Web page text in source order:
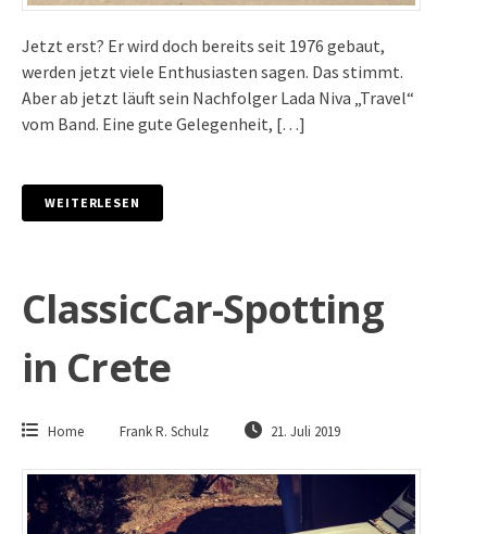
Jetzt erst? Er wird doch bereits seit 1976 gebaut,
werden jetzt viele Enthusiasten sagen. Das stimmt.
Aber ab jetzt läuft sein Nachfolger Lada Niva „Travel“
vom Band. Eine gute Gelegenheit, […]
WEITERLESEN
ClassicCar-Spotting
in Crete
Home Frank R. Schulz 21. Juli 2019